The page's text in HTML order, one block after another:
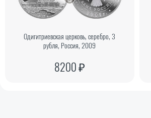
Одигитриевская церковь, серебро, 3
рубля, Россия, 2009
8200 ₽